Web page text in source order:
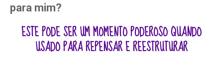
para mim?
ESTE PODE SER UM MOMENTO PODEROSO QUANDO
USADO PARA REPENSAR E REESTRUTURAR